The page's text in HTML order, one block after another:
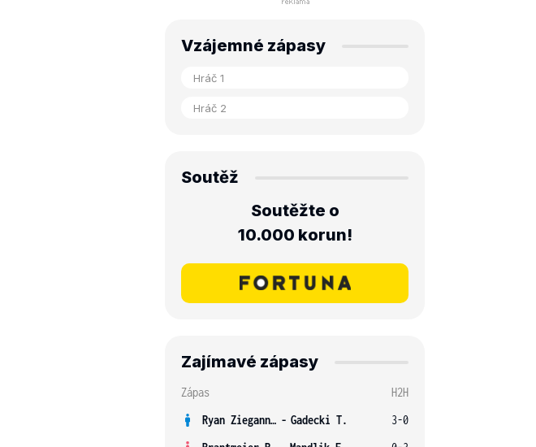
Vzájemné zápasy
Soutěž
Soutěžte o
10.000 korun!
Zajímavé zápasy
Zápas
H2H
Ryan Ziegann S. - Gadecki T.
3-0